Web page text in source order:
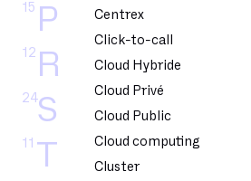
P
15
R
12
S
24
T
11
Centrex
Click-to-call
Cloud Hybride
Cloud Privé
Cloud Public
Cloud computing
Cluster